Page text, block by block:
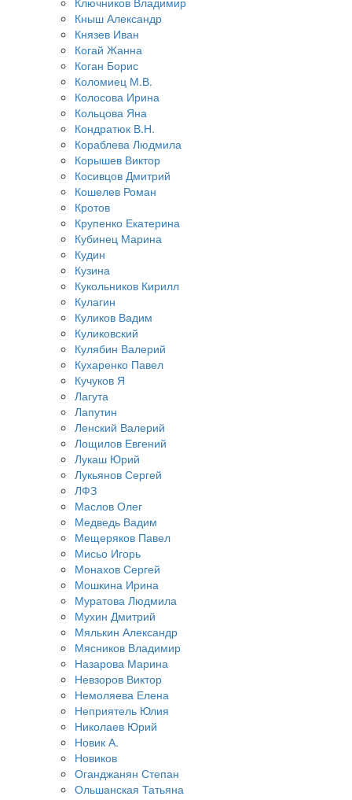
Кныш Александр
Князев Иван
Когай Жанна
Коган Борис
Коломиец М.В.
Колосова Ирина
Кольцова Яна
Кондратюк В.Н.
Кораблева Людмила
Корышев Виктор
Косивцов Дмитрий
Кошелев Роман
Кротов
Крупенко Екатерина
Кубинец Марина
Кудин
Кузина
Кукольников Кирилл
Кулагин
Куликов Вадим
Куликовский
Кулябин Валерий
Кухаренко Павел
Кучуков Я
Лагута
Лапутин
Ленский Валерий
Лощилов Евгений
Лукаш Юрий
Лукьянов Сергей
ЛФЗ
Маслов Олег
Медведь Вадим
Мещеряков Павел
Мисьо Игорь
Монахов Сергей
Мошкина Ирина
Муратова Людмила
Мухин Дмитрий
Мялькин Александр
Мясников Владимир
Назарова Марина
Невзоров Виктор
Немоляева Елена
Неприятель Юлия
Николаев Юрий
Новик А.
Новиков
Оганджанян Степан
Ольшанская Татьяна